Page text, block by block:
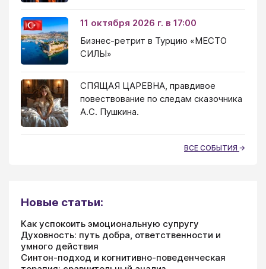
11 октября 2026 г. в 17:00
Бизнес-ретрит в Турцию «МЕСТО
СИЛЫ»
СПЯЩАЯ ЦАРЕВНА, правдивое
повествование по следам сказочника
А.С. Пушкина.
ВСЕ СОБЫТИЯ
Новые статьи:
Как успокоить эмоциональную супругу
Духовность: путь добра, ответственности и
умного действия
Синтон-подход и когнитивно-поведенческая